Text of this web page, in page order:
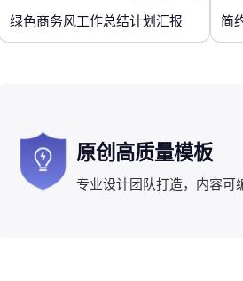
绿色商务风工作总结计划汇报 简
原创高质量模板
专业设计团队打造，内容可